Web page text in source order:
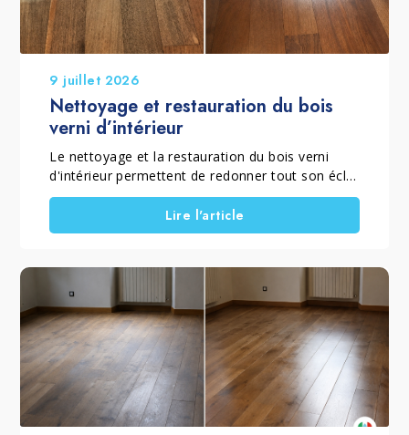
9 juillet 2026
Nettoyage et restauration du bois
verni d’intérieur
Le nettoyage et la restauration du bois verni
d'intérieur permettent de redonner tout son éclat
à un parquet verni mat ou brillant qui a perdu sa
brillance, son homogénéité et sa couleur à cause
de l'usure quotidienne. Lorsque le vernis est
ponçage complet, il est possible de rénover un
parquet sans poncer grâce à un traitement
spécifique qui élimine le grisaillement superficiel,
ravive le bois et restaure la protection de la
finition. Ce traitement convient aussi bien aux
parquets vernis brillants qu'aux parquets vernis
mats, en choisissant le procédé adapté à la
finition d'origine. C'est pourquoi Marbec a
développé le KIT RESTAURA LEGNO VERNICIATO
Lire l'article